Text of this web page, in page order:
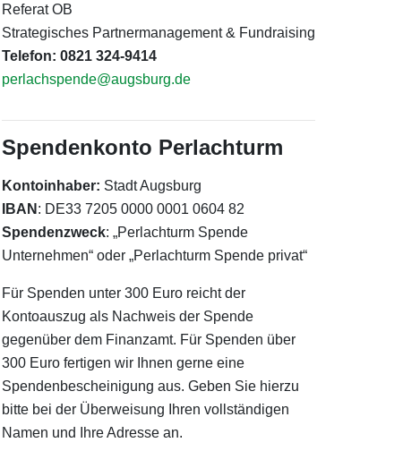
Referat OB
Strategisches Partnermanagement & Fundraising
Telefon: 0821 324-9414
perlachspende@augsburg.de
Spendenkonto Perlachturm
Kontoinhaber: Stadt Augsburg
IBAN : DE33 7205 0000 0001 0604 82
Spendenzweck: „Perlachturm Spende
Unternehmen“ oder „Perlachturm Spende privat“
Für Spenden unter 300 Euro reicht der
Kontoauszug als Nachweis der Spende
gegenüber dem Finanzamt. Für Spenden über
300 Euro fertigen wir Ihnen gerne eine
Spendenbescheinigung aus. Geben Sie hierzu
bitte bei der Überweisung Ihren vollständigen
Namen und Ihre Adresse an.